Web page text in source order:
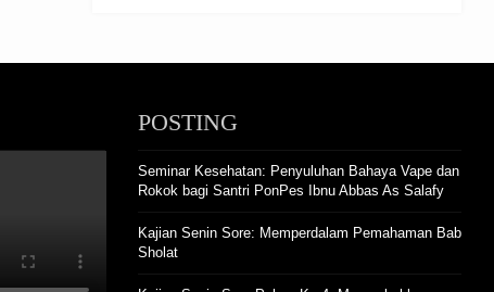
POSTING
Seminar Kesehatan: Penyuluhan Bahaya Vape dan
Rokok bagi Santri PonPes Ibnu Abbas As Salafy
Kajian Senin Sore: Memperdalam Pemahaman Bab
Sholat